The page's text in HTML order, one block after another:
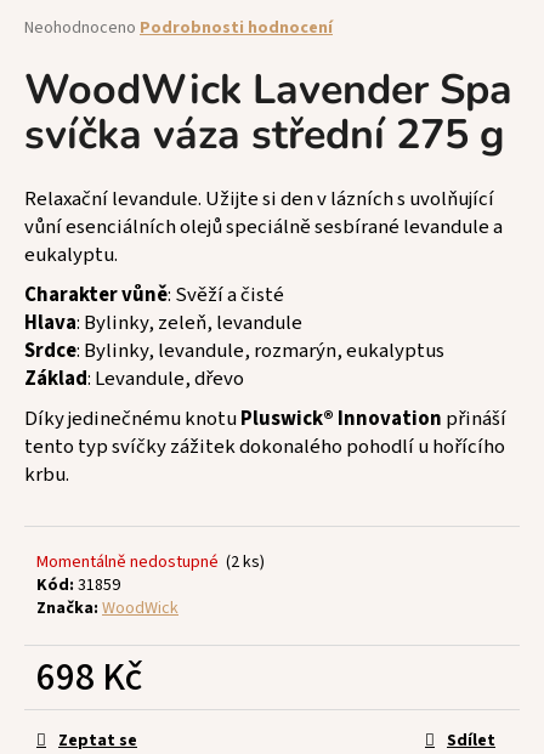
Průměrné
produktu
je
z
hvězdiček.
Neohodnoceno Podrobnosti hodnocení
WoodWick Lavender Spa
svíčka váza střední 275 g
Relaxační levandule. Užijte si den v lázních s uvolňující
vůní esenciálních olejů speciálně sesbírané levandule a
eukalyptu.
Charakter vůně: Svěží a čisté
Hlava: Bylinky, zeleň, levandule
Srdce: Bylinky, levandule, rozmarýn, eukalyptus
Základ: Levandule, dřevo
Díky jedinečnému knotuPluswick® Innovation přináší
tento typ svíčky zážitek dokonalého pohodlí u hořícího
krbu.
Momentálně nedostupné (2 ks)
Kód: 31859
Značka: WoodWick
698 Kč
Měrná
cena:Zeptat se Sdílet
a
j
í
t
?
HLEDAT
D
o
p
o
u
u
m